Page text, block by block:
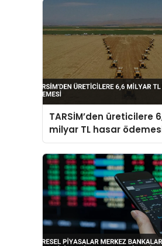
TARSİM’den üreticilere
milyar TL hasar